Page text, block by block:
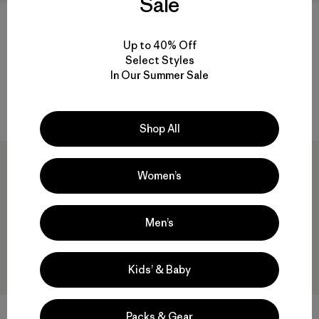
Kids' Everyday Ready Jacket
Comentarios
Kids' Downdrift Parka
$ 229
Up to 40% Off
Select Styles
In Our Summer Sale
Shop All
Women’s
Men’s
Kids’ & Baby
Packs & Gear